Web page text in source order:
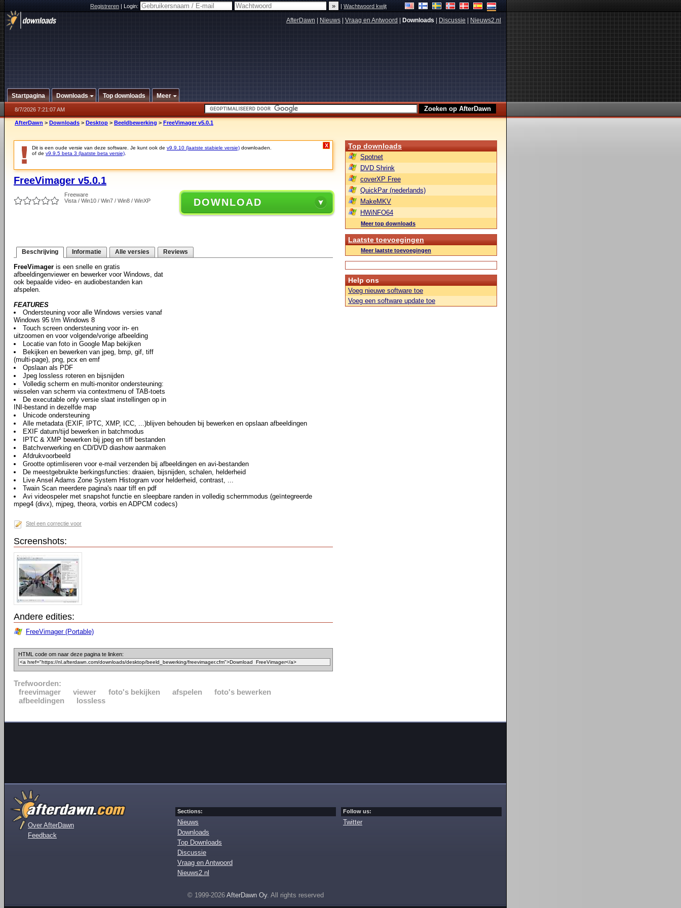
Registreren|Login: |Wachtwoord kwijt
AfterDawn Nieuws Vraag en Antwoord Downloads Discussie Nieuws2.nl
Startpagina Downloads Top downloads Meer
8/7/2026 7:21:07 AM
AfterDawn > Downloads > Desktop > Beeldbewerking > FreeVimager v5.0.1
Dit is een oude versie van deze software. Je kunt ook de v9.9.10 (laatste stabiele versie) downloaden.
of de v9.9.5 beta 3 (laatste beta versie)
X
FreeVimager v5.0.1
Freeware
Vista / Win10 / Win7 / Win8 / WinXP
DOWNLOAD
Beschrijving Informatie Alle versies Reviews
FreeVimager is een snelle en gratis
afbeeldingenviewer en bewerker voor Windows, dat
ook bepaalde video- en audiobestanden kan
afspelen.
FEATURES
Ondersteuning voor alle Windows versies vanaf
Windows 95 t/m Windows 8
Touch screen ondersteuning voor in- en
uitzoomen en voor volgende/vorige afbeelding
Locatie van foto in Google Map bekijken
Bekijken en bewerken van jpeg, bmp, gif, tiff
(multi-page), png, pcx en emf
Opslaan als PDF
Jpeg lossless roteren en bijsnijden
Volledig scherm en multi-monitor ondersteuning:
wisselen van scherm via contextmenu of TAB-toets
De executable only versie slaat instellingen op in
INI-bestand in dezelfde map
Unicode ondersteuning
Alle metadata (EXIF, IPTC, XMP, ICC, ...)blijven behouden bij bewerken en opslaan afbeeldingen
EXIF datum/tijd bewerken in batchmodus
IPTC & XMP bewerken bij jpeg en tiff bestanden
Batchverwerking en CD/DVD diashow aanmaken
Afdrukvoorbeeld
Grootte optimliseren voor e-mail verzenden bij afbeeldingen en avi-bestanden
De meestgebruikte berkingsfuncties: draaien, bijsnijden, schalen, helderheid
Live Ansel Adams Zone System Histogram voor helderheid, contrast, ...
Twain Scan meerdere pagina's naar tiff en pdf
Avi videospeler met snapshot functie en sleepbare randen in volledig schermmodus (geïntegreerde
mpeg4 (divx), mjpeg, theora, vorbis en ADPCM codecs)
Stel een correctie voor
Screenshots:
Andere edities:
FreeVimager (Portable)
HTML code om naar deze pagina te linken:
Trefwoorden:
freevimager
viewer foto's bekijken afspelen
foto's bewerken
afbeeldingen
lossless
Top downloads
Spotnet
DVD Shrink
coverXP Free
QuickPar (nederlands)
MakeMKV
HWiNFO64
Meer top downloads
Laatste toevoegingen
Meer laatste toevoegingen
Help ons
Voeg nieuwe software toe
Voeg een software update toe
Over AfterDawn
Feedback
Sections:
Nieuws
Downloads
Top Downloads
Discussie
Vraag en Antwoord
Nieuws2.nl
Follow us:
Twitter
© 1999-2026 AfterDawn Oy. All rights reserved